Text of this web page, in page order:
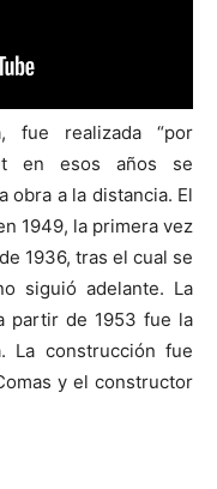
fue realizada “por
en esos años se
obra a la distancia. El
1949, la primera vez
1936, tras el cual se
siguió adelante. La
partir de 1953 fue la
La construcción fue
y el constructor